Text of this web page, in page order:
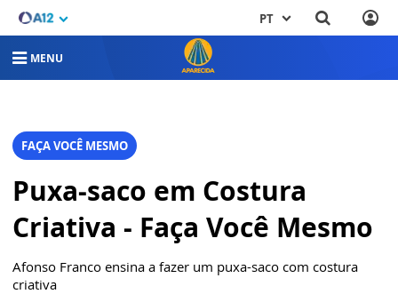
PT
MENU
FAÇA VOCÊ MESMO
Puxa-saco em Costura
Criativa - Faça Você Mesmo
Afonso Franco ensina a fazer um puxa-saco com costura
criativa